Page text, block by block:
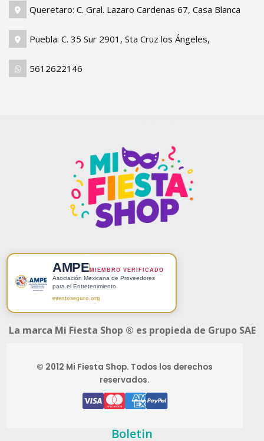
Queretaro: C. Gral. Lazaro Cardenas 67, Casa Blanca
Puebla: C. 35 Sur 2901, Sta Cruz los Ángeles,
5612622146
AMPE MIEMBRO VERIFICADO
Asociación Mexicana de Proveedores
para el Entretenimiento
eventoseguro.org
La marca Mi Fiesta Shop ® es propieda de Grupo SAE
© 2012 Mi Fiesta Shop. Todos los derechos
reservados.
Boletin